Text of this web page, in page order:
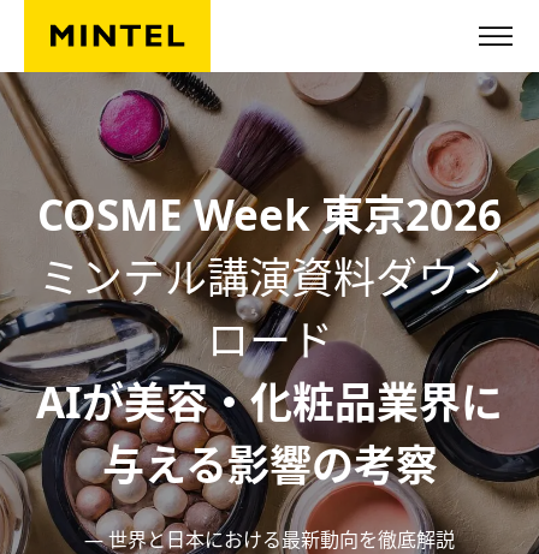
Skip to main content
COSME Week 東京2026
ミンテル講演資料ダウン
ロード
AIが美容・化粧品業界に
与える影響の考察
―世界と日本における最新動向を徹底解説